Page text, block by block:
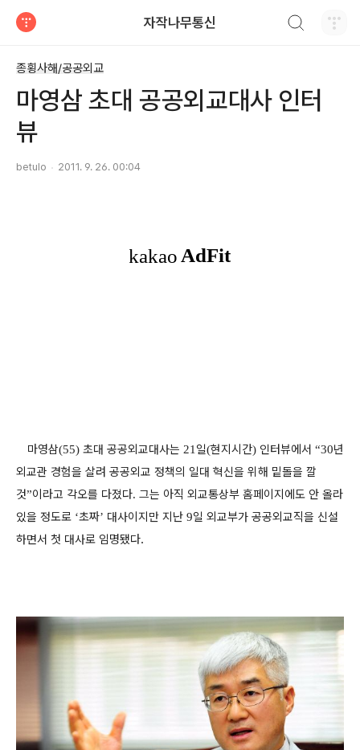
자작나무통신
종횡사해/공공외교
마영삼 초대 공공외교대사 인터
뷰
betulo 2011. 9. 26. 00:04
마영삼(55) 초대 공공외교대사는 21 일(현지시간) 인터뷰에서 “30년
외교관 경험을 살려 공공외교 정책의 일대 혁신을 위해 밑돌을 깔
것”이라고 각오를 다졌다. 그는 아직 외교통상부 홈페이지에도 안 올라
있을 정도로 ‘초짜’ 대사이지만 지난 9일 외교부가 공공외교직을 신설
하면서 첫 대사로 임명됐다.